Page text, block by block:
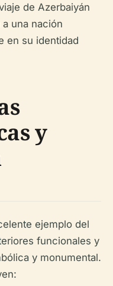
de Azerbaiyán
una nación
en su identidad
y
ejemplo del
funcionales y
y monumental.